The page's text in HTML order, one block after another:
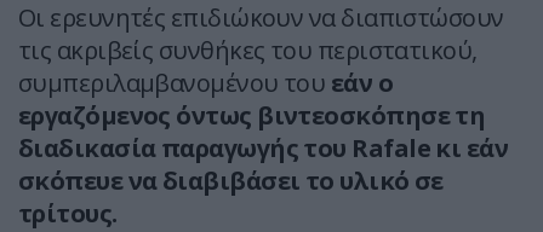
Οι ερευνητές επιδιώκουν να διαπιστώσουν
τις ακριβείς συνθήκες του περιστατικού,
συμπεριλαμβανομένου του εάν ο
εργαζόμενος όντως βιντεοσκόπησε τη
διαδικασία παραγωγής του Rafale κι εάν
σκόπευε να διαβιβάσει το υλικό σε
τρίτους.